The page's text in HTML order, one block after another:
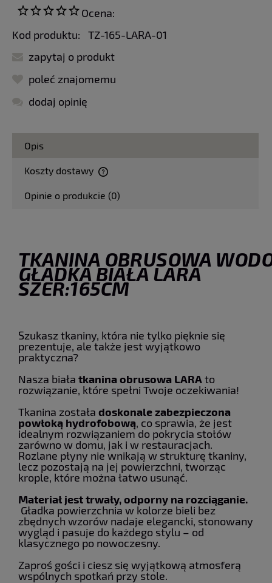
Ocena:
Kod produktu:
TZ-165-LARA-01
zapytaj o produkt
poleć znajomemu
dodaj opinię
Opis
Koszty dostawy
Opinie o produkcie (0)
TKANINA OBRUSOWA
GŁADKA BIAŁA LARA
SZER:165CM
Szukasz tkaniny, która nie tylko pięknie się
prezentuje, ale także jest wyjątkowo
praktyczna?
Nasza biała tkanina obrusowa LARA to
rozwiązanie, które spełni Twoje oczekiwania!
Tkanina została doskonale zabezpieczona
powłoką hydrofobową, co sprawia, że jest
idealnym rozwiązaniem do pokrycia stołów
zarówno w domu, jak i w restauracjach.
Rozlane płyny nie wnikają w strukturę tkaniny,
lecz pozostają na jej powierzchni, tworząc
krople, które można łatwo usunąć.
Materiał jest trwały, odporny na rozciąganie.
Gładka powierzchnia w kolorze bieli bez
zbędnych wzorów nadaje elegancki, stonowany
wygląd i pasuje do każdego stylu – od
klasycznego po nowoczesny.
Zaproś gości i ciesz się wyjątkową atmosferą
wspólnych spotkań przy stole.